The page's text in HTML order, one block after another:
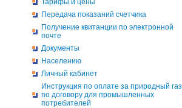
Тарифы и цены
Передача показаний счетчика
Получение квитанции по электронной
почте
Документы
Населению
Личный кабинет
Инструкция по оплате за природный газ
по договору для промышленных
потребителей